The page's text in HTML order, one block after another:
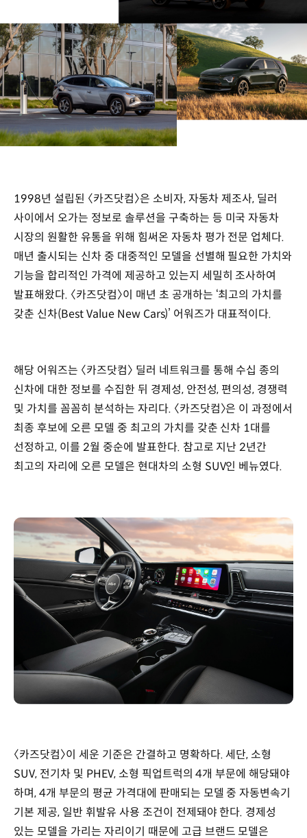
1998년 설립된 〈카즈닷컴〉은 소비자, 자동차 제조사, 딜러
사이에서 오가는 정보로 솔루션을 구축하는 등 미국 자동차
시장의 원활한 유통을 위해 힘써온 자동차 평가 전문 업체다.
매년 출시되는 신차 중 대중적인 모델을 선별해 필요한 가치와
기능을 합리적인 가격에 제공하고 있는지 세밀히 조사하여
발표해왔다. 〈카즈닷컴〉이 매년 초 공개하는 ‘최고의 가치를
갖춘 신차(Best Value New Cars)’ 어워즈가 대표적이다.
해당 어워즈는 〈카즈닷컴〉 딜러 네트워크를 통해 수십 종의
신차에 대한 정보를 수집한 뒤 경제성, 안전성, 편의성, 경쟁력
및 가치를 꼼꼼히 분석하는 자리다. 〈카즈닷컴〉은 이 과정에서
최종 후보에 오른 모델 중 최고의 가치를 갖춘 신차 1대를
선정하고, 이를 2월 중순에 발표한다. 참고로 지난 2년간
최고의 자리에 오른 모델은 현대차의 소형 SUV인 베뉴였다.
〈카즈닷컴〉이 세운 기준은 간결하고 명확하다. 세단, 소형
SUV, 전기차 및 PHEV, 소형 픽업트럭의 4개 부문에 해당돼야
하며, 4개 부문의 평균 가격대에 판매되는 모델 중 자동변속기
기본 제공, 일반 휘발유 사용 조건이 전제돼야 한다. 경제성
있는 모델을 가리는 자리이기 때문에 고급 브랜드 모델은